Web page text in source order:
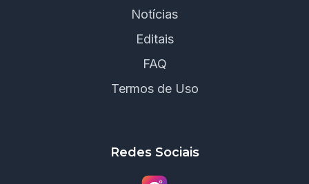
Notícias
Editais
FAQ
Termos de Uso
Redes Sociais